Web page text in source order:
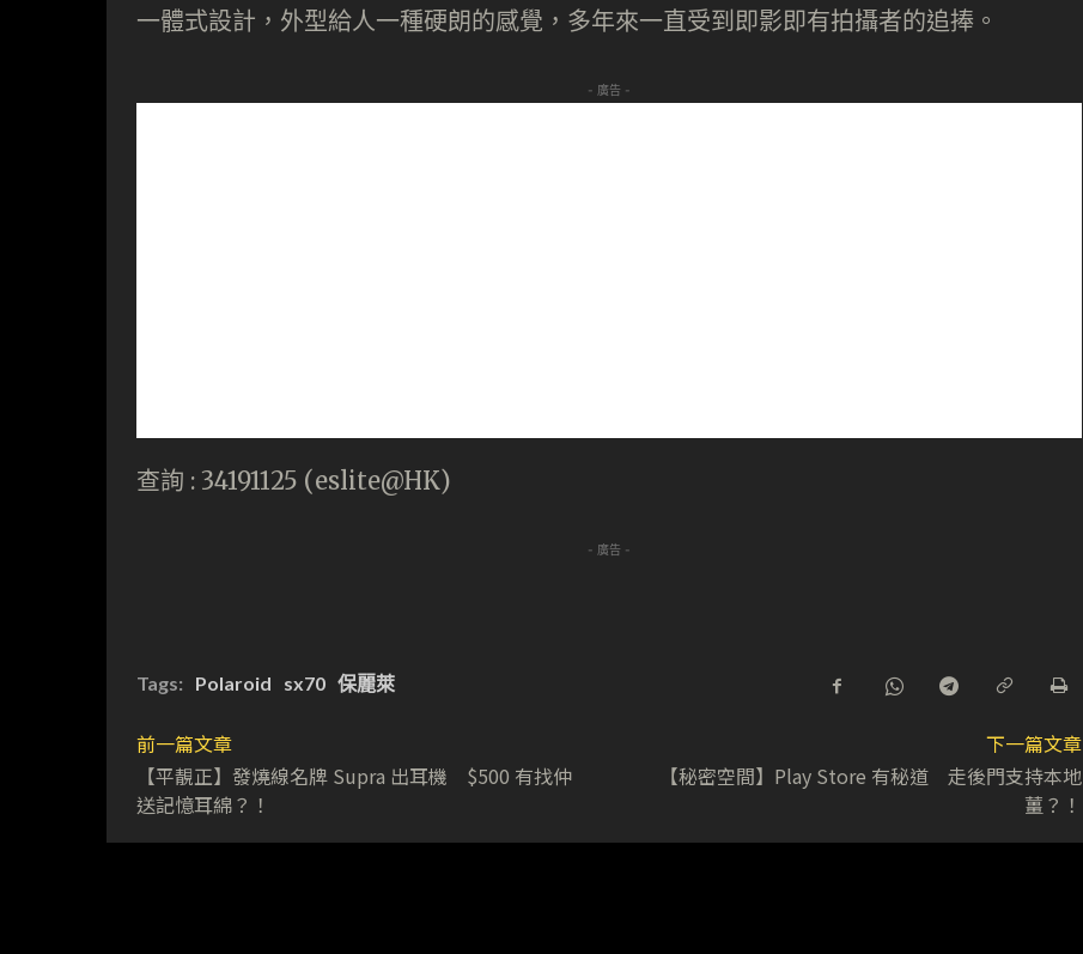
一體式設計，外型給人一種硬朗的感覺，多年來一直受到即影即有拍攝者的追捧。
- 廣告 -
查詢 : 34191125 (eslite@HK)
- 廣告 -
Tags: Polaroid sx70 保麗萊
前一篇文章
【平靚正】發燒線名牌 Supra 出耳機 $500 有找仲
送記憶耳綿？！
下一篇文章
【秘密空間】Play Store 有秘道 走後門支持本地
薑？！